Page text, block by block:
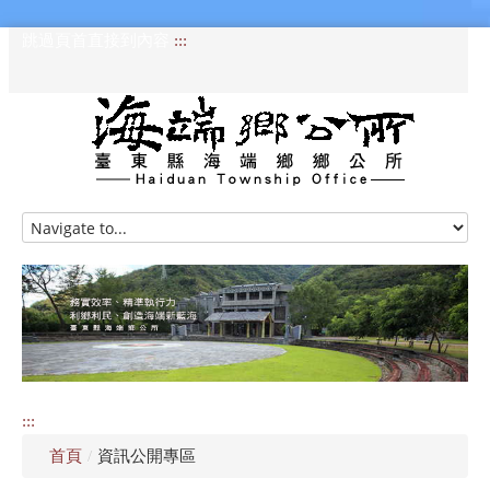
:::
HOME
訊息專區
認識海端
公所介紹
:::
首頁 / 資訊公開專區